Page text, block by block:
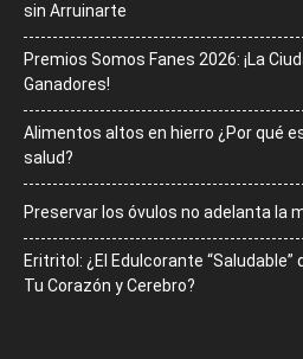
sin Arruinarte
Premios Somos Fanes 2026: ¡La
Ganadores!
Alimentos altos en hierro ¿Por qué
salud?
Preservar los óvulos no adelanta la
Eritritol: ¿El Edulcorante
Tu Corazón y Cerebro?